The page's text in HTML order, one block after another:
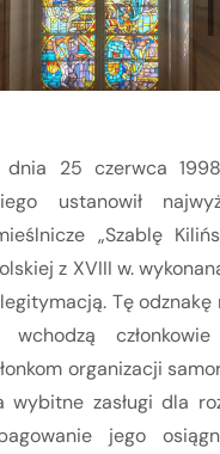
25 czerwca
ustanowił
„Szablę
z XVIII w.
Tę odznakę
członkowie
organizacji
zasługi dla
jego